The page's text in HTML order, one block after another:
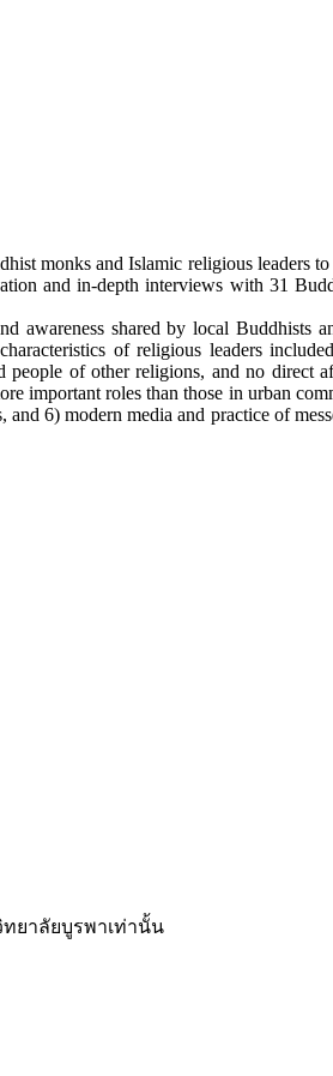
monks and Islamic religious leaders
and in-depth interviews with 31
shared by local Buddhists
of religious leaders
of other religions, and no direct
important roles than those in urban
6) modern media and practice of
ยาลัยบูรพาเท่านั้น